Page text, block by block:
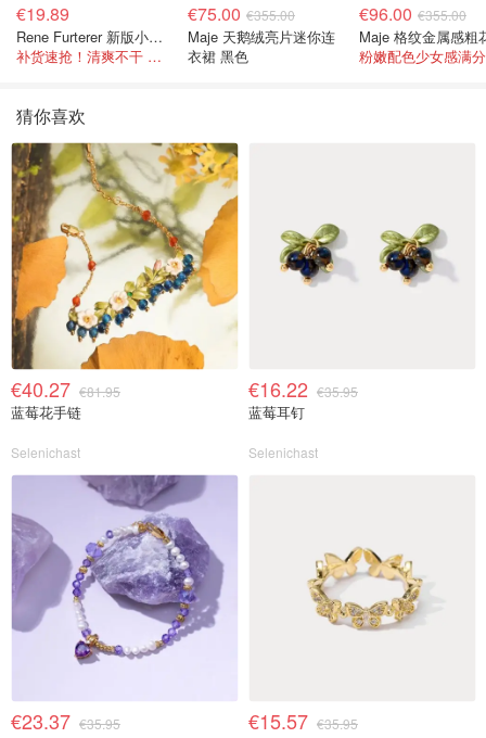
€19.89
Rene Furterer 新版小白珠洗发水 500ml
补货速抢！清爽不干 蓬松强韧秀发
€75.00 €355.00
Maje 天鹅绒亮片迷你连
衣裙 黑色
€96.00 €355.00
粉嫩配色少女感满
猜你喜欢
€40.27 €81.95
蓝莓花手链
Selenichast
€16.22 €35.95
蓝莓耳钉
Selenichast
€23.37 €35.95 €15.57 €35.95